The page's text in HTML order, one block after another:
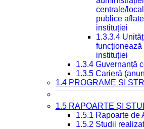
centrale/
publice
instituției
1.3.3.4
funcționează
instituției
1.3.4 Guvernanță
1.3.5 Carieră
1.4 PROGRAME ȘI
1.5 RAPOARTE ȘI
1.5.1 Rapoarte de
1.5.2 Studii